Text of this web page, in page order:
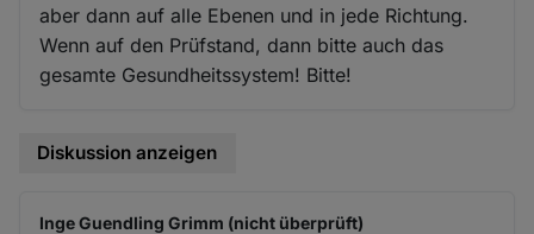
aber dann auf alle Ebenen und in jede Richtung.
Wenn auf den Prüfstand, dann bitte auch das
gesamte Gesundheitssystem! Bitte!
Diskussion anzeigen
Inge Guendling Grimm (nicht überprüft)